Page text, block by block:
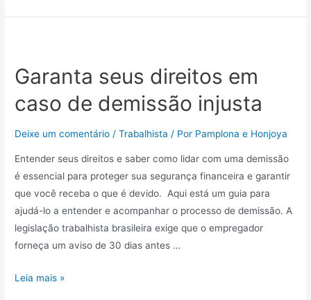
Garanta seus direitos em
caso de demissão injusta
Deixe um comentário /Trabalhista / Por Pamplona e Honjoya
Entender seus direitos e saber como lidar com uma demissão
é essencial para proteger sua segurança financeira e garantir
que você receba o que é devido. Aqui está um guia para
ajudá-lo a entender e acompanhar o processo de demissão. A
legislação trabalhista brasileira exige que o empregador
forneça um aviso de 30 dias antes …
Leia mais »